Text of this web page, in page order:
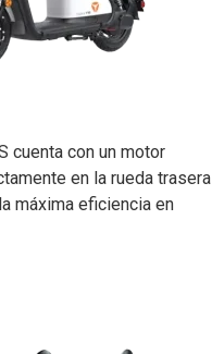
cuenta con un motor
en la rueda trasera
máxima eficiencia en